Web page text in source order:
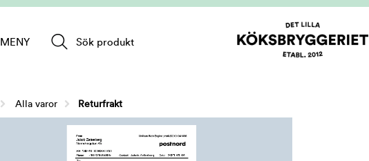
MENY Sök produkt
Alla varor Returfrakt